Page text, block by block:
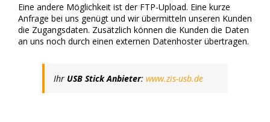
Eine andere Möglichkeit ist der FTP-Upload. Eine kurze
Anfrage bei uns genügt und wir übermitteln unseren Kunden
die Zugangsdaten. Zusätzlich können die Kunden die Daten
an uns noch durch einen externen Datenhoster übertragen.
Ihr USB Stick Anbieter: www.zis-usb.de